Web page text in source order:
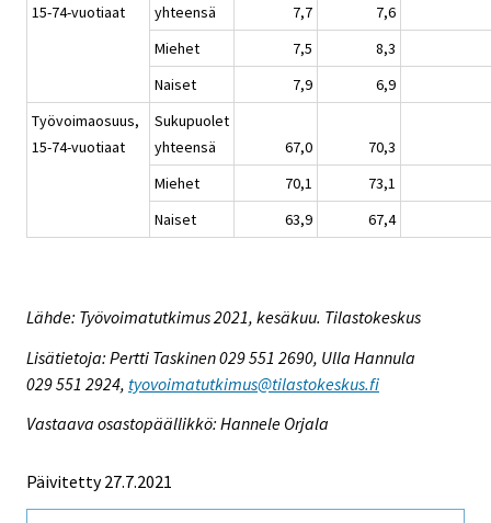
15-74-vuotiaat
yhteensä
7,7
7,6
Miehet
7,5
8,3
Naiset
7,9
6,9
Työvoimaosuus,
15-74-vuotiaat
Sukupuolet
yhteensä
67,0
70,3
Miehet
70,1
73,1
Naiset
63,9 67,4
Lähde: Työvoimatutkimus 2021, kesäkuu. Tilastokeskus
Lisätietoja: Pertti Taskinen 029 551 2690, Ulla Hannula
029 551 2924, tyovoimatutkimus@tilastokeskus.fi
Vastaava osastopäällikkö: Hannele Orjala
Päivitetty 27.7.2021